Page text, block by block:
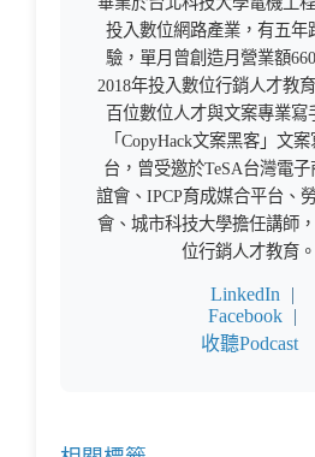
投入數位網路產業，有五年
驗，單月曾創造月營業額
2018年投入數位行銷人才教
百位數位人才與文案專業寫
「CopyHack文案黑客」文
台，曾受邀於TeSA台灣電
誼會、IPCP育成媒合平台、
會、城市科技大學擔任講師
位行銷人才教育。
LinkedIn
Facebook
收聽Podcast